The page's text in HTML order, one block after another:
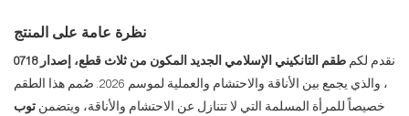
نظرة عامة على المنتج
نقدم لكم طقم التانكيني الإسلامي الجديد المكون من ثلاث قطع، إصدار 0718
، والذي يجمع بين الأناقة والاحتشام والعملية لموسم 2026. صُمم هذا الطقم
خصيصاً للمرأة المسلمة التي لا تتنازل عن الاحتشام والأناقة، ويتضمن توب